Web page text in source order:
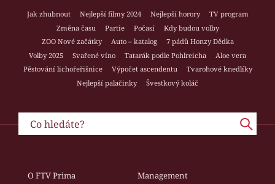
Jak zhubnout Nejlepší filmy 2024 Nejlepší horory
TV program
Změna času
Partie Počasí
Kdy budou volby
ZOO Nové začátky
Auto – katalog
7 pádů Honzy Dědka
Volby 2025
Svařené víno Tatarák podle Pohlreicha
Aloe vera
Pěstování lichořeřišnice
Výpočet ascendentu
Tvarohové knedlíky
Nejlepší palačinky
Švestkový koláč
O FTV Prima
Management